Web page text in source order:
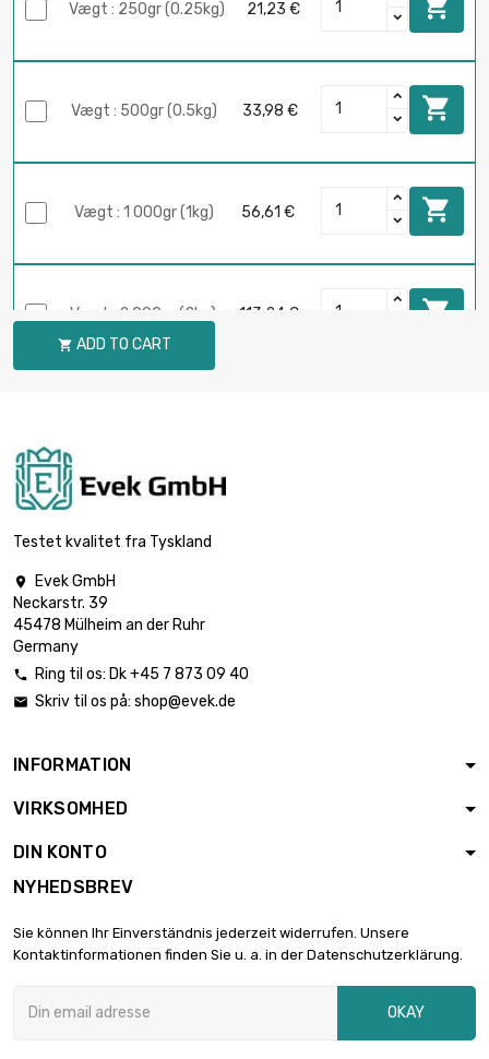
Vægt : 250gr (0.25kg) 21,23 € 
Vægt : 500gr (0.5kg) 33,98 € 
Vægt : 1 000gr (1kg) 56,61 € 
Vægt : 2 000gr (2kg) 113,24 € 
 ADD TO CART
Testet kvalitet fra Tyskland

Evek GmbH
Neckarstr. 39
45478 Mülheim an der Ruhr
Germany
 Ring til os: Dk +45 7 873 09 40
 Skriv til os på: shop@evek.de
INFORMATION
VIRKSOMHED
DIN KONTO
NYHEDSBREV
Sie können Ihr Einverständnis jederzeit widerrufen. Unsere
Kontaktinformationen finden Sie u. a. in der Datenschutzerklärung.
OKAY